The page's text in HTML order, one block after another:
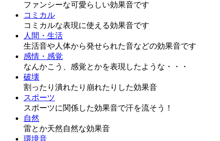
ファンシーな可愛らしい効果音です
コミカル
コミカルな表現に使える効果音です
人間・生活
生活音や人体から発せられた音などの効果音です
感情・感覚
なんかこう、感覚とかを表現したような・・・
破壊
割ったり潰れたり崩れたりした効果音
スポーツ
スポーツに関係した効果音で汗を流そう！
自然
雷とか天然自然な効果音
環境音